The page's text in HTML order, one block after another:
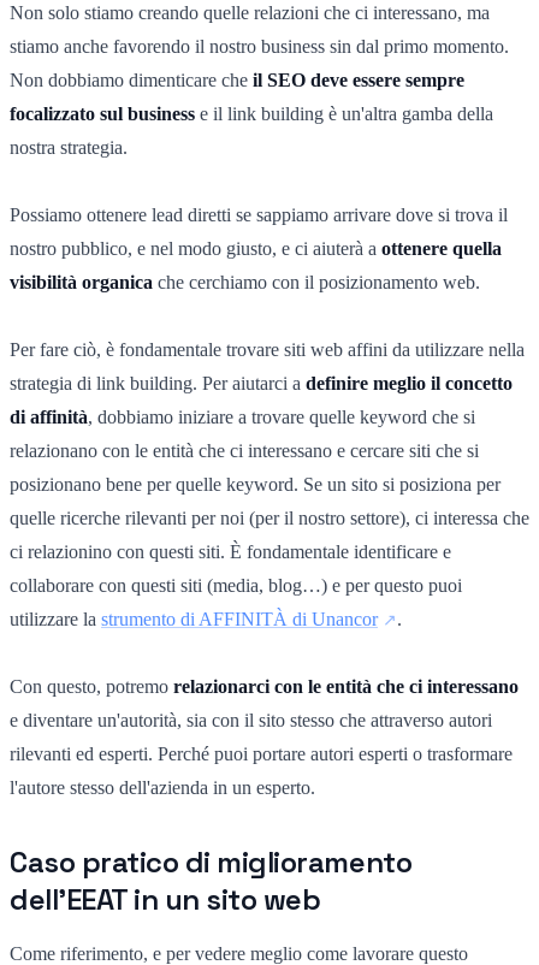
Non solo stiamo creando quelle relazioni che ci interessano, ma
stiamo anche favorendo il nostro business sin dal primo momento.
Non dobbiamo dimenticare che il SEO deve essere sempre
focalizzato sul business e il link building è un'altra gamba della
nostra strategia.
Possiamo ottenere lead diretti se sappiamo arrivare dove si trova il
nostro pubblico, e nel modo giusto, e ci aiuterà a ottenere quella
visibilità organica che cerchiamo con il posizionamento web.
Per fare ciò, è fondamentale trovare siti web affini da utilizzare nella
strategia di link building. Per aiutarci a definire meglio il concetto
di affinità, dobbiamo iniziare a trovare quelle keyword che si
relazionano con le entità che ci interessano e cercare siti che si
posizionano bene per quelle keyword. Se un sito si posiziona per
quelle ricerche rilevanti per noi (per il nostro settore), ci interessa che
ci relazionino con questi siti. È fondamentale identificare e
collaborare con questi siti (media, blog…) e per questo puoi
utilizzare la strumento di AFFINITÀ di Unancor .
Con questo, potremo relazionarci con le entità che ci interessano
e diventare un'autorità, sia con il sito stesso che attraverso autori
rilevanti ed esperti. Perché puoi portare autori esperti o trasformare
l'autore stesso dell'azienda in un esperto.
Caso pratico di miglioramento
dell'EEAT in un sito web
Come riferimento, e per vedere meglio come lavorare questo